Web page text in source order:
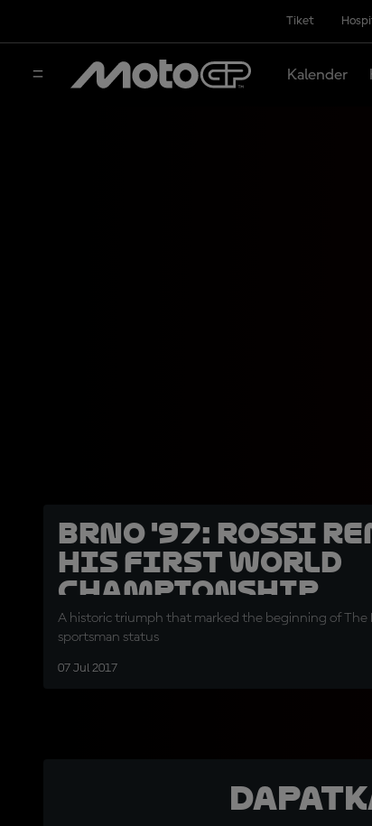
Tiket
Kalender
Brno '97: Rossi
his first World
Championship
A historic triumph that marked the beginning of The
sportsman status
07 Jul 2017